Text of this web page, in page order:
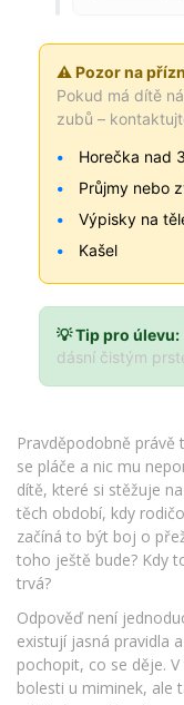
⚠️ Pozor na
Pokud má dítě
zubů –
Horečka nad
Průjmy nebo
Výpisky na
Kašel
💡 Tip pro úlevu:
dásní čistým
Pravděpodobně
se pláče a nic mu
dítě, které si stěžuje
těch období, kdy
začíná to být boj o
toho ještě bude? Kdy
trvá?
Odpověď není
existují jasná pravidla
pochopit, co se děje.
bolesti u miminek, ale